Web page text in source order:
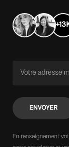
En renseignement